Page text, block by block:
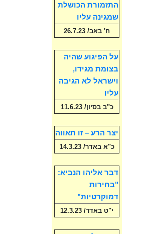
התזמורת הכושלת
שמגינה עליו
ח' באב/ 26.7.23
על הפיגוע שהיה
בצומת מגידו,
וישראל לא הגיבה
עליו
כ"ב בסיון/ 11.6.23
יצר הרע – זו תאווה
כ"א באדר/ 14.3.23
דבר אליהו הנביא:
"בחירות
דמוקרטיות"
י"ט באדר/ 12.3.23